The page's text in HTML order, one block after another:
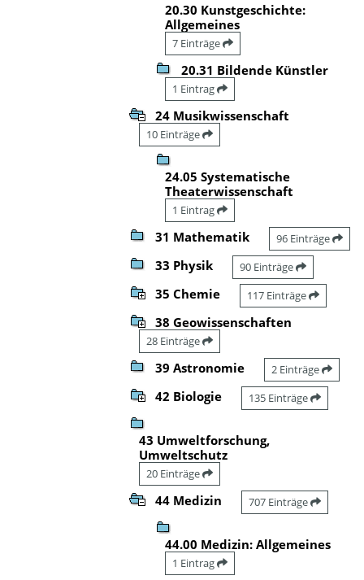
20.30 Kunstgeschichte:
Allgemeines
7 Einträge
20.31 Bildende Künstler
1 Eintrag
24 Musikwissenschaft
10 Einträge
24.05 Systematische
Theaterwissenschaft
1 Eintrag
31 Mathematik 96 Einträge
33 Physik 90 Einträge
35 Chemie 117 Einträge
38 Geowissenschaften
28 Einträge
39 Astronomie 2 Einträge
42 Biologie 135 Einträge
43 Umweltforschung,
Umweltschutz
20 Einträge
44 Medizin 707 Einträge
44.00 Medizin: Allgemeines
1 Eintrag